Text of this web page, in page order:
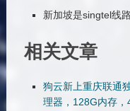
新加坡是singtel线
相关文章
狗云新上重庆联通
理器，128G内存